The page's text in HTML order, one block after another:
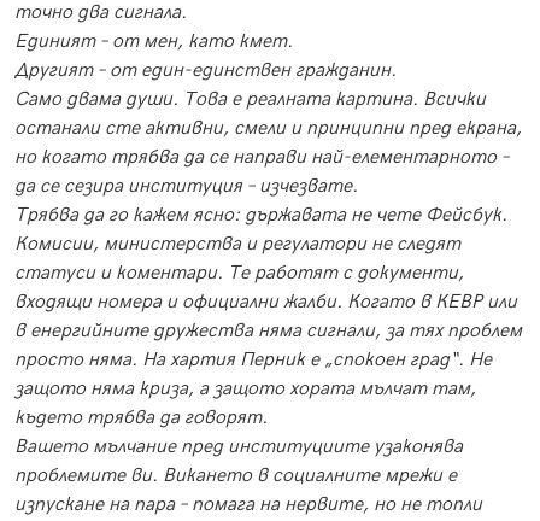
точно два сигнала.
Единият – от мен, като кмет.
Другият – от един-единствен гражданин.
Само двама души. Това е реалната картина. Всички
останали сте активни, смели и принципни пред екрана,
но когато трябва да се направи най-елементарното –
да се сезира институция – изчезвате.
Трябва да го кажем ясно: държавата не чете Фейсбук.
Комисии, министерства и регулатори не следят
статуси и коментари. Те работят с документи,
входящи номера и официални жалби. Когато в КЕВР или
в енергийните дружества няма сигнали, за тях проблем
просто няма. На хартия Перник е „спокоен град“. Не
защото няма криза, а защото хората мълчат там,
където трябва да говорят.
Вашето мълчание пред институциите узаконява
проблемите ви. Викането в социалните мрежи е
изпускане на пара – помага на нервите, но не топли